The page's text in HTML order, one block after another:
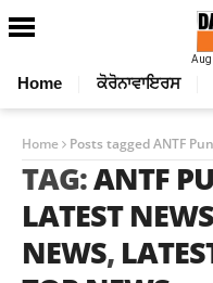
Aug
Home ਕੋਰੋਨਾਵਾਇਰਸ
Home Posts tagged ANTF
TAG:ANTF
LATEST NEWS
NEWS,